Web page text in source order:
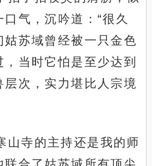
气，沉吟道：“很久
姑苏域曾经被一只金色
，当时它怕是至少达到
层次，实力堪比人宗境
山寺的主持还是我的师